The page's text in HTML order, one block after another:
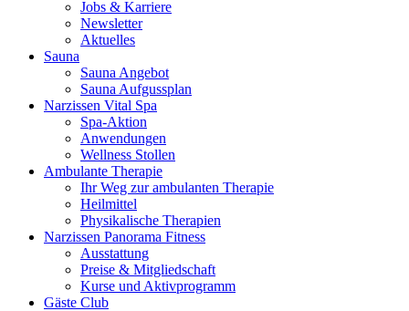
Jobs & Karriere
Newsletter
Aktuelles
Sauna
Sauna Angebot
Sauna Aufgussplan
Narzissen Vital Spa
Spa-Aktion
Anwendungen
Wellness Stollen
Ambulante Therapie
Ihr Weg zur ambulanten Therapie
Heilmittel
Physikalische Therapien
Narzissen Panorama Fitness
Ausstattung
Preise & Mitgliedschaft
Kurse und Aktivprogramm
Gäste Club